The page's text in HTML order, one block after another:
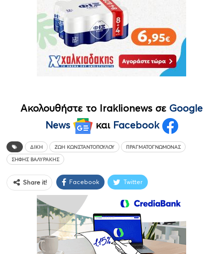
Ακολουθήστε το Iraklionews σε Google
News
και Facebook
ΔΊΚΗ ΖΩΉ ΚΩΝΣΤΑΝΤΟΠΟΎΛΟΥ ΠΡΑΓΜΑΤΟΓΝΏΜΟΝΑΣ
ΣΉΦΗΣ ΒΑΛΥΡΆΚΗΣ
Share it! Facebook Twitter